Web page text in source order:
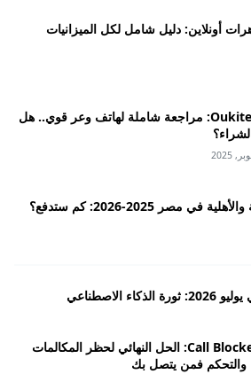
أونلاين: دليل شامل لكل الميزانيات
Oukitel WP60: مراجعة شاملة لهاتف وعر قوي.. هل
2025-2026: كم ستدفع؟
الاصطناعي
تطبيق Call Blocker: الحل النهائي لحظر المكالمات
والتحكم فمن يتصل بك